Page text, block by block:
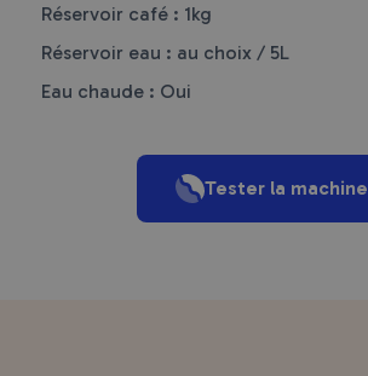
Réservoir café : 1kg
Réservoir eau : au choix / 5L
Eau chaude : Oui
Tester la machine